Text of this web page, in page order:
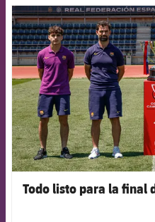
Todo listo para la final